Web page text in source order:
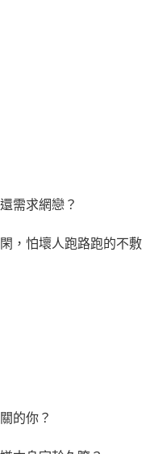
需求網戀？
，怕壞人跑路跑的不敷
的你？